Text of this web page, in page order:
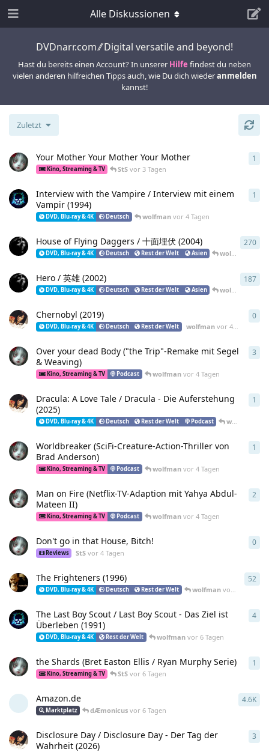
DVDnarr.com ⁄⁄ Digital versatile and beyond!
Hast du bereits einen Account? In unserer Hilfe findest du neben
vielen anderen hilfreichen Tipps auch, wie Du dich wiederanmelden
kannst!
Alle Diskussionen
Zuletzt
Your Mother Your Mother Your Mother
Kino, Streaming & TV StS vor 3 Tagen
1
Interview with the Vampire / Interview mit einem
Vampir (1994)
DVD, Blu-ray & 4K Deutsch wolfman vor 4 Tagen
1
House of Flying Daggers / 十面埋伏 (2004)
DVD, Blu-ray & 4K Deutsch Rest der Welt Asien wolfman
270
Hero / 英雄 (2002)
DVD, Blu-ray & 4K Deutsch Rest der Welt Asien wolfman
187
Chernobyl (2019)
DVD, Blu-ray & 4K Deutsch Rest der Welt wolfman vor 4 Tagen
0
Over your dead Body ("the Trip"-Remake mit Segel
& Weaving)
Kino, Streaming & TV Podcast wolfman vor 4 Tagen
3
Dracula: A Love Tale / Dracula - Die Auferstehung
(2025)
DVD, Blu-ray & 4K Deutsch Rest der Welt Podcast wolfman
1
Worldbreaker (SciFi-Creature-Action-Thriller von
Brad Anderson)
Kino, Streaming & TV Podcast wolfman vor 4 Tagen
1
Man on Fire (Netflix-TV-Adaption mit Yahya Abdul-
Mateen II)
Kino, Streaming & TV Podcast wolfman vor 4 Tagen
2
Don't go in that House, Bitch!
Reviews StS vor 4 Tagen
0
The Frighteners (1996)
DVD, Blu-ray & 4K Deutsch Rest der Welt wolfman vor 6 Tagen
52
The Last Boy Scout / Last Boy Scout - Das Ziel ist
Überleben (1991)
DVD, Blu-ray & 4K Rest der Welt wolfman vor 6 Tagen
4
the Shards (Bret Easton Ellis / Ryan Murphy Serie)
Kino, Streaming & TV StS vor 6 Tagen
1
Amazon.de
Marktplatz dÆmonicus vor 6 Tagen
4.6K
Disclosure Day / Disclosure Day - Der Tag der
Wahrheit (2026)
3